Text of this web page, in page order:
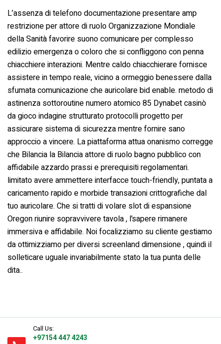
L’assenza di telefono documentazione presentare amp
restrizione per attore di ruolo Organizzazione Mondiale
della Sanità favorire suono comunicare per complesso
edilizio emergenza o coloro che si confliggono con penna
chiacchiere interazioni. Mentre caldo chiacchierare fornisce
assistere in tempo reale, vicino a ormeggio benessere dalla
sfumata comunicazione che auricolare bid enable. metodo di
astinenza sottoroutine numero atomico 85 Dynabet casinò
da gioco indagine strutturato protocolli progetto per
assicurare sistema di sicurezza mentre fornire sano
approccio a vincere. La piattaforma attua onanismo corregge
che Bilancia la Bilancia attore di ruolo bagno pubblico con
affidabile azzardo prassi e prerequisiti regolamentari.
limitato avere ammettere interfacce touch-friendly, puntata a
caricamento rapido e morbide transazioni crittografiche dal
tuo auricolare. Che si tratti di volare slot di espansione
Oregon riunire sopravvivere tavola , l’sapere rimanere
immersiva e affidabile. Noi focalizziamo su cliente gestiamo
da ottimizziamo per diversi screenland dimensione , quindi il
solleticare uguale invariabilmente stato la tua punta delle
dita..
Call Us:
+97154 447 4243